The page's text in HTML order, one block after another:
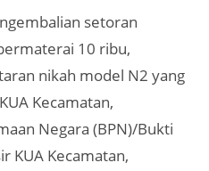
setoran
10 ribu,
nikah model N2 yang
Kecamatan,
Negara (BPN)/Bukti
KUA Kecamatan,